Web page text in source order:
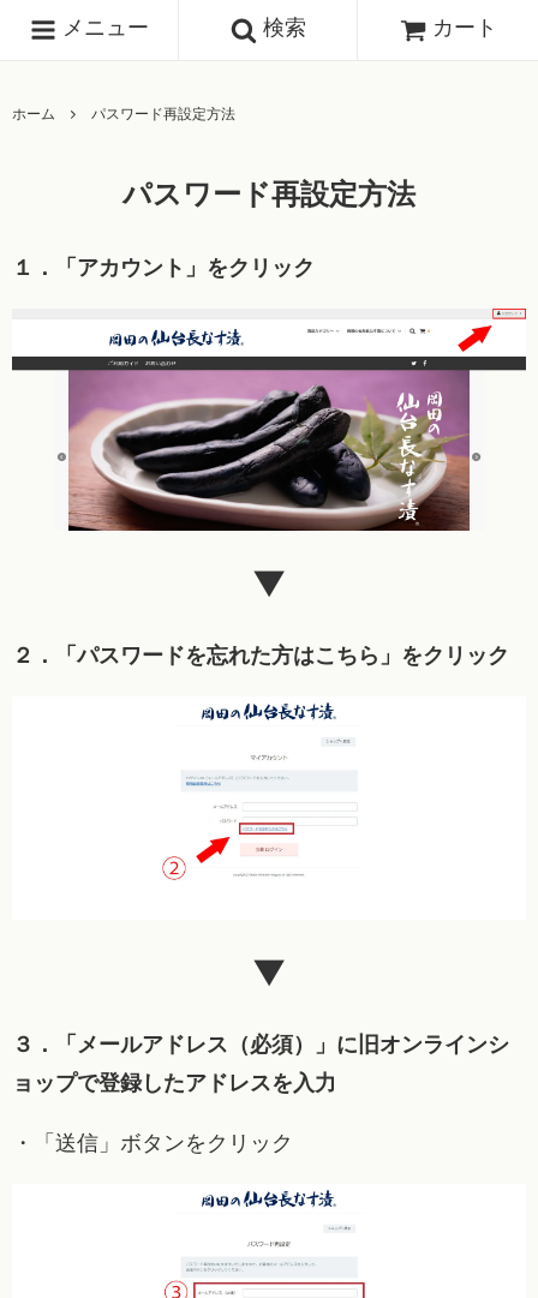
メニュー 検索 カート
ホーム パスワード再設定方法
パスワード再設定方法
１．「アカウント」をクリック
▼
２．「パスワードを忘れた方はこちら」をクリック
▼
３．「メールアドレス（必須）」に旧オンラインシ
ョップで登録したアドレスを入力
・「送信」ボタンをクリック